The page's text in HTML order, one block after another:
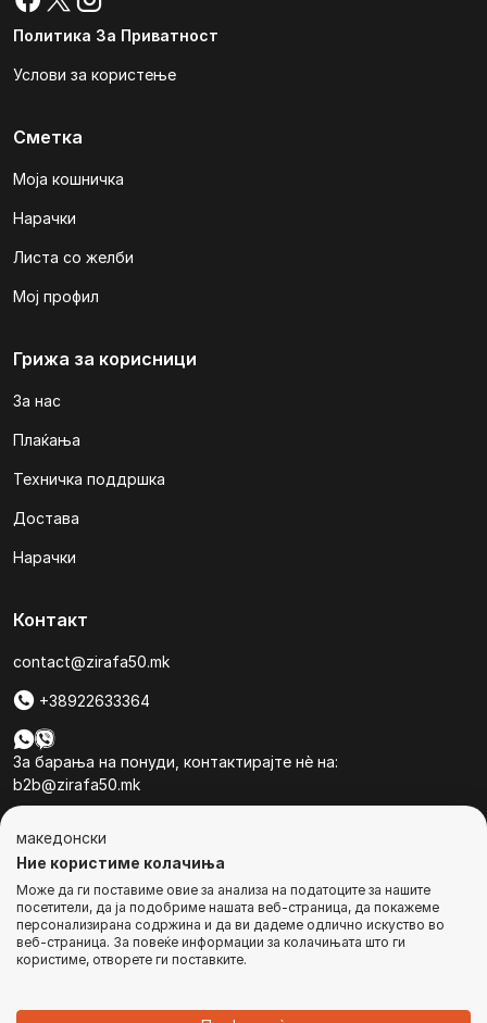
ИЗВЕСТЕТЕ МЕ
Политика За Приватност
Услови за користење
Сметка
Моја кошничка
Нарачки
Листа со желби
Мој профил
Грижа за корисници
За нас
Плаќања
Техничка поддршка
Достава
Нарачки
Контакт
contact@zirafa50.mk
+38922633364
За барања на понуди, контактирајте нѐ на:
b2b@zirafa50.mk
© Сите права се задржани
македонски
Ние користиме колачиња
Може да ги поставиме овие за анализа на податоците за нашите
посетители, да ја подобриме нашата веб-страница, да покажеме
персонализирана содржина и да ви дадеме одлично искуство во
веб-страница. За повеќе информации за колачињата што ги
користиме, отворете ги поставките.